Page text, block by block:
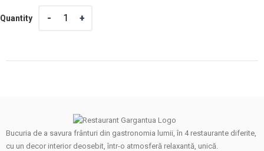
Quantity
Quantity
Bucuria de a savura frânturi din gastronomia lumii, în 4 restaurante diferite,
cu un decor interior deosebit, într-o atmosferă relaxantă, unică.